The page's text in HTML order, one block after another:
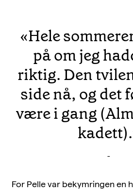
«Hele
på om jeg
riktig. Den
side nå, og det
være i gang
-
For Pelle var bekymringen en